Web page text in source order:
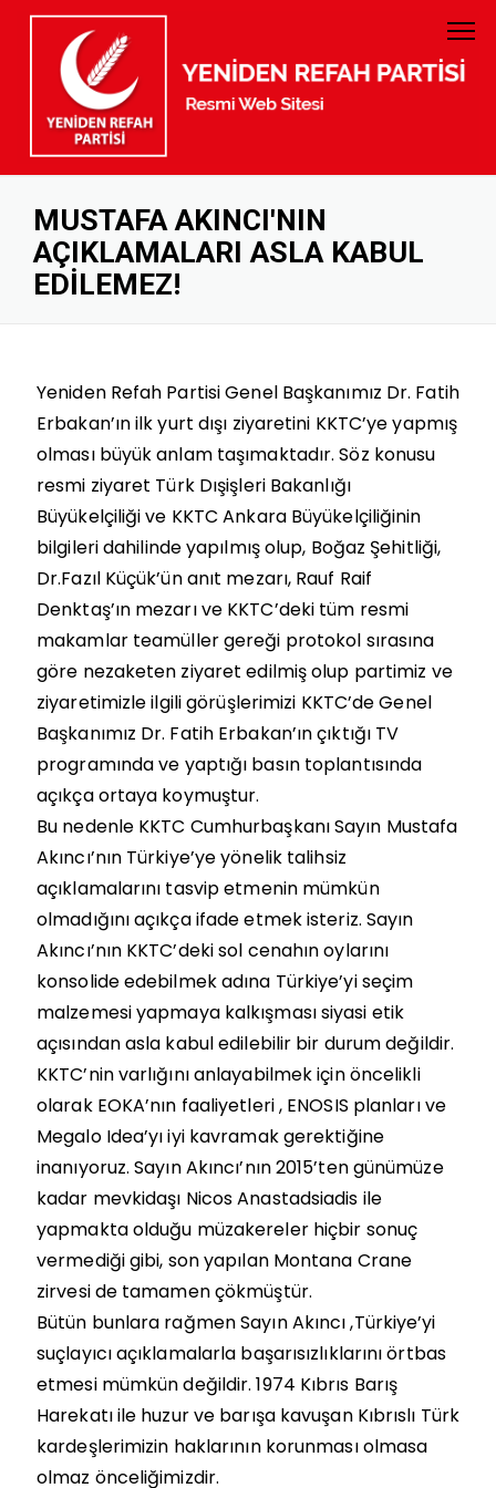
MUSTAFA AKINCI'NIN
AÇIKLAMALARI ASLA KABUL
EDİLEMEZ!
Yeniden Refah Partisi Genel Başkanımız Dr. Fatih
Erbakan’ın ilk yurt dışı ziyaretini KKTC’ye yapmış
olması büyük anlam taşımaktadır. Söz konusu
resmi ziyaret Türk Dışişleri Bakanlığı
Büyükelçiliği ve KKTC Ankara Büyükelçiliğinin
bilgileri dahilinde yapılmış olup, Boğaz Şehitliği,
Dr.Fazıl Küçük’ün anıt mezarı, Rauf Raif
Denktaş’ın mezarı ve KKTC’deki tüm resmi
makamlar teamüller gereği protokol sırasına
göre nezaketen ziyaret edilmiş olup partimiz ve
ziyaretimizle ilgili görüşlerimizi KKTC’de Genel
Başkanımız Dr. Fatih Erbakan’ın çıktığı TV
programında ve yaptığı basın toplantısında
açıkça ortaya koymuştur.
Bu nedenle KKTC Cumhurbaşkanı Sayın Mustafa
Akıncı’nın Türkiye’ye yönelik talihsiz
açıklamalarını tasvip etmenin mümkün
olmadığını açıkça ifade etmek isteriz. Sayın
Akıncı’nın KKTC’deki sol cenahın oylarını
konsolide edebilmek adına Türkiye’yi seçim
malzemesi yapmaya kalkışması siyasi etik
açısından asla kabul edilebilir bir durum değildir.
KKTC’nin varlığını anlayabilmek için öncelikli
olarak EOKA’nın faaliyetleri , ENOSIS planları ve
Megalo Idea’yı iyi kavramak gerektiğine
inanıyoruz. Sayın Akıncı’nın 2015’ten günümüze
kadar mevkidaşı Nicos Anastadsiadis ile
yapmakta olduğu müzakereler hiçbir sonuç
vermediği gibi, son yapılan Montana Crane
zirvesi de tamamen çökmüştür.
Bütün bunlara rağmen Sayın Akıncı ,Türkiye’yi
suçlayıcı açıklamalarla başarısızlıklarını örtbas
etmesi mümkün değildir. 1974 Kıbrıs Barış
Harekatı ile huzur ve barışa kavuşan Kıbrıslı Türk
kardeşlerimizin haklarının korunması olmasa
olmaz önceliğimizdir.
PARTİ TÜZÜĞÜ
PARTİ PROGRAMI
KURUMSAL KİMLİK
GENEL BAŞKAN
DİSİPLİN KURULU
KURUCULAR KURULU
İL BAŞKANLARI